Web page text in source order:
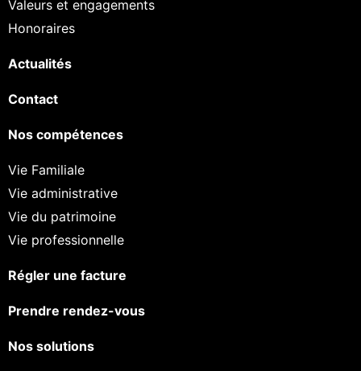
Valeurs et engagements
Honoraires
Actualités
Contact
Nos compétences
Vie Familiale
Vie administrative
Vie du patrimoine
Vie professionnelle
Régler une facture
Prendre rendez-vous
Nos solutions